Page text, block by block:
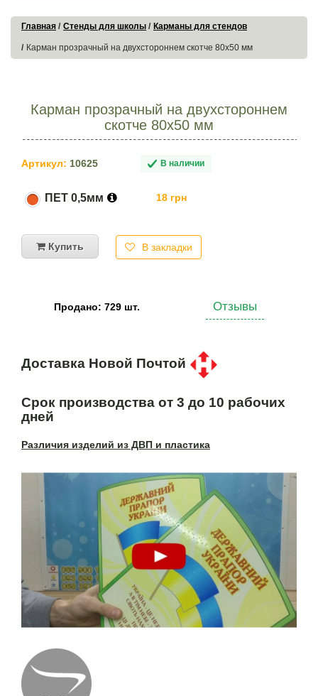
Главная Стенды для школы Карманы для стендов
Карман прозрачный на двухстороннем скотче 80х50 мм
Карман прозрачный на двухстороннем
скотче 80х50 мм
Артикул: 10625 В наличии
ПЕТ 0,5мм 18 грн
Купить В закладки
Продано: 729 шт. Отзывы
Доставка Новой Почтой
Срок производства от 3 до 10 рабочих
дней
Различия изделий из ДВП и пластика